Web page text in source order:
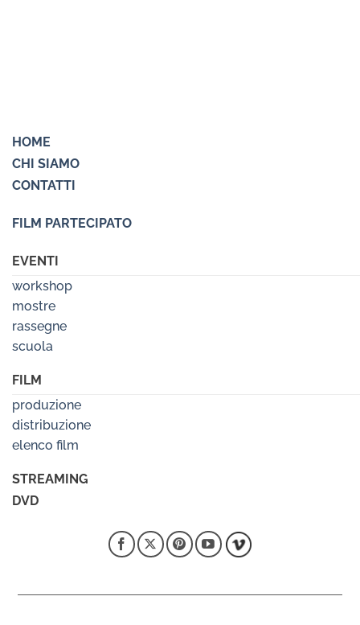
HOME
CHI SIAMO
CONTATTI
FILM PARTECIPATO
EVENTI
workshop
mostre
rassegne
scuola
FILM
produzione
distribuzione
elenco film
STREAMING
DVD